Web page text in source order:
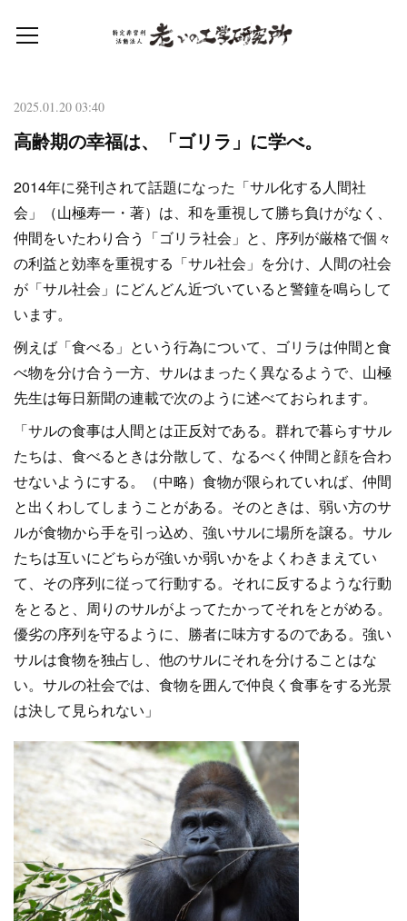
2025.01.20 03:40
高齢期の幸福は、「ゴリラ」に学べ。
2014年に発刊されて話題になった「サル化する人間社
会」（山極寿一・著）は、和を重視して勝ち負けがなく、
仲間をいたわり合う「ゴリラ社会」と、序列が厳格で個々
の利益と効率を重視する「サル社会」を分け、人間の社会
が「サル社会」にどんどん近づいていると警鐘を鳴らして
います。
例えば「食べる」という行為について、ゴリラは仲間と食
べ物を分け合う一方、サルはまったく異なるようで、山極
先生は毎日新聞の連載で次のように述べておられます。
「サルの食事は人間とは正反対である。群れで暮らすサル
たちは、食べるときは分散して、なるべく仲間と顔を合わ
せないようにする。（中略）食物が限られていれば、仲間
と出くわしてしまうことがある。そのときは、弱い方のサ
ルが食物から手を引っ込め、強いサルに場所を譲る。サル
たちは互いにどちらが強いか弱いかをよくわきまえてい
て、その序列に従って行動する。それに反するような行動
をとると、周りのサルがよってたかってそれをとがめる。
優劣の序列を守るように、勝者に味方するのである。強い
サルは食物を独占し、他のサルにそれを分けることはな
い。サルの社会では、食物を囲んで仲良く食事をする光景
は決して見られない」